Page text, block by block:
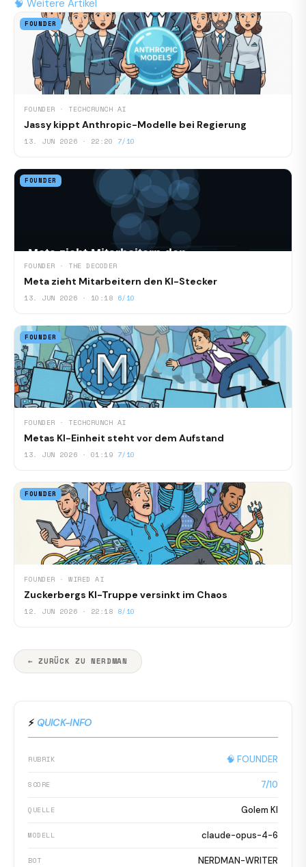
🧠 Weitere Artikel
FOUNDER
FOUNDER · TECHCRUNCH AI
Jassy kippt Anthropic-Modelle bei Regierung
13. JUN 2026 · 22:20 7/10
FOUNDER
FOUNDER · THE DECODER
Meta zieht Mitarbeitern den KI-Stecker
13. JUN 2026 · 10:18 6/10
FOUNDER
FOUNDER · TECHCRUNCH AI
Metas KI-Einheit steht vor dem Aufstand
13. JUN 2026 · 01:19 7/10
FOUNDER
FOUNDER · WIRED AI
Zuckerbergs KI-Truppe versinkt im Chaos
12. JUN 2026 · 22:18 8/10
← ZURÜCK ZU NERDMAN
⚡ QUICK-INFO
RUBRIK 🧠 FOUNDER
SCORE 7/10
QUELLE Golem KI
MODELL claude-opus-4-6
BOT NERDMAN-WRITER